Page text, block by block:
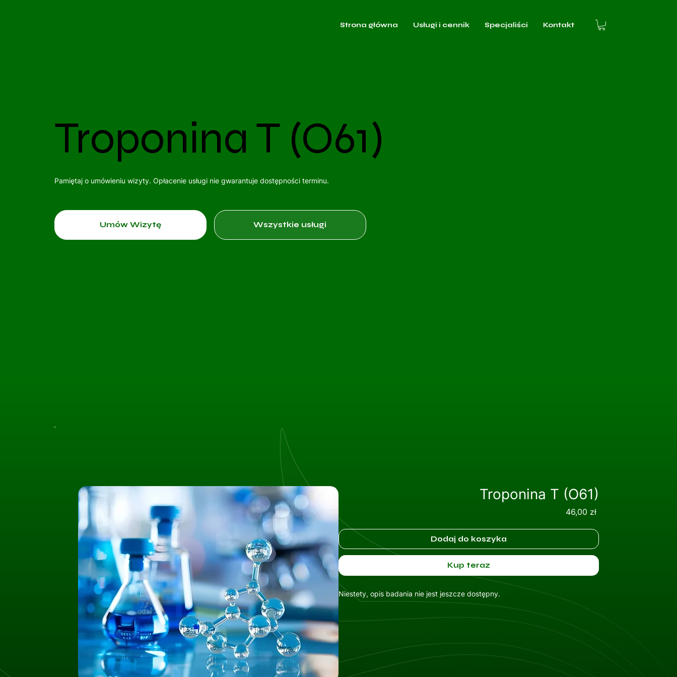
Strona główna Usługi i cennik Specjaliści Kontakt
Troponina T (O61)
Pamiętaj o umówieniu wizyty. Opłacenie usługi nie gwarantuje dostępności terminu.
Umów Wizytę Wszystkie usługi
Troponina T (O61)
46,00 złCena
Dodaj do koszyka
Kup teraz
Niestety, opis badania nie jest jeszcze dostępny.